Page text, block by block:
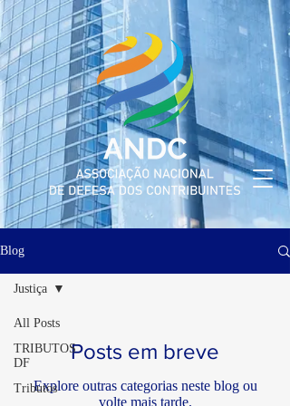
Blog
All Posts
TRIBUTOS
DF
Tributos
Justiça
Posts em breve
Explore outras categorias neste blog ou
volte mais tarde.